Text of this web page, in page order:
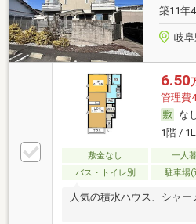
築11年
岐
6.50
管理費
な
1階 /
敷金なし 一人
バス・トイレ別
駐車場(
人気の積水ハウス、シャー